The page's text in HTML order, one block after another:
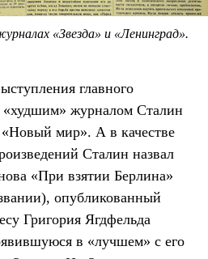
«Звезда» и «Ленинград».
главного
«худшим» журналом Сталин
мир». А в качестве
Сталин назвал
«При взятии Берлина»
опубликованный
Григория Ягдфельда
в «лучшем» с его